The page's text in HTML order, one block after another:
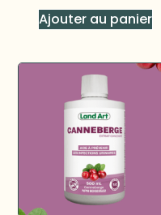
Ajouter au panier